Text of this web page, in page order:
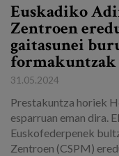
Euskadiko
Zentroen
gaitasunei
formakuntzak
31.05.2024
Prestakuntza horiek
esparruan eman dira.
Euskofederpenek
Zentroen (CSPM)